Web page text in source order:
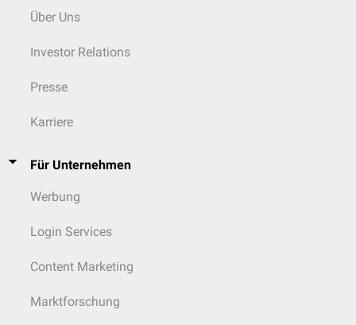
Über Uns
Investor Relations
Presse
Karriere
Für Unternehmen
Werbung
Login Services
Content Marketing
Marktforschung